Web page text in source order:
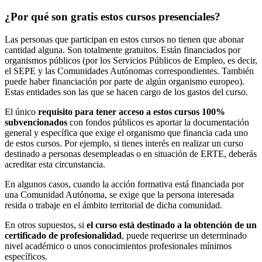
¿Por qué son gratis estos cursos presenciales?
Las personas que participan en estos cursos no tienen que abonar
cantidad alguna. Son totalmente gratuitos. Están financiados por
organismos públicos (por los Servicios Públicos de Empleo, es decir,
el SEPE y las Comunidades Autónomas correspondientes. También
puede haber financiación por parte de algún organismo europeo).
Estas entidades son las que se hacen cargo de los gastos del curso.
El único requisito para tener acceso a estos cursos 100%
subvencionados con fondos públicos es aportar la documentación
general y específica que exige el organismo que financia cada uno
de estos cursos. Por ejemplo, si tienes interés en realizar un curso
destinado a personas desempleadas o en situación de ERTE, deberás
acreditar esta circunstancia.
En algunos casos, cuando la acción formativa está financiada por
una Comunidad Autónoma, se exige que la persona interesada
resida o trabaje en el ámbito territorial de dicha comunidad.
En otros supuestos, si el curso está destinado a la obtención de un
certificado de profesionalidad, puede requerirse un determinado
nivel académico o unos conocimientos profesionales mínimos
específicos.